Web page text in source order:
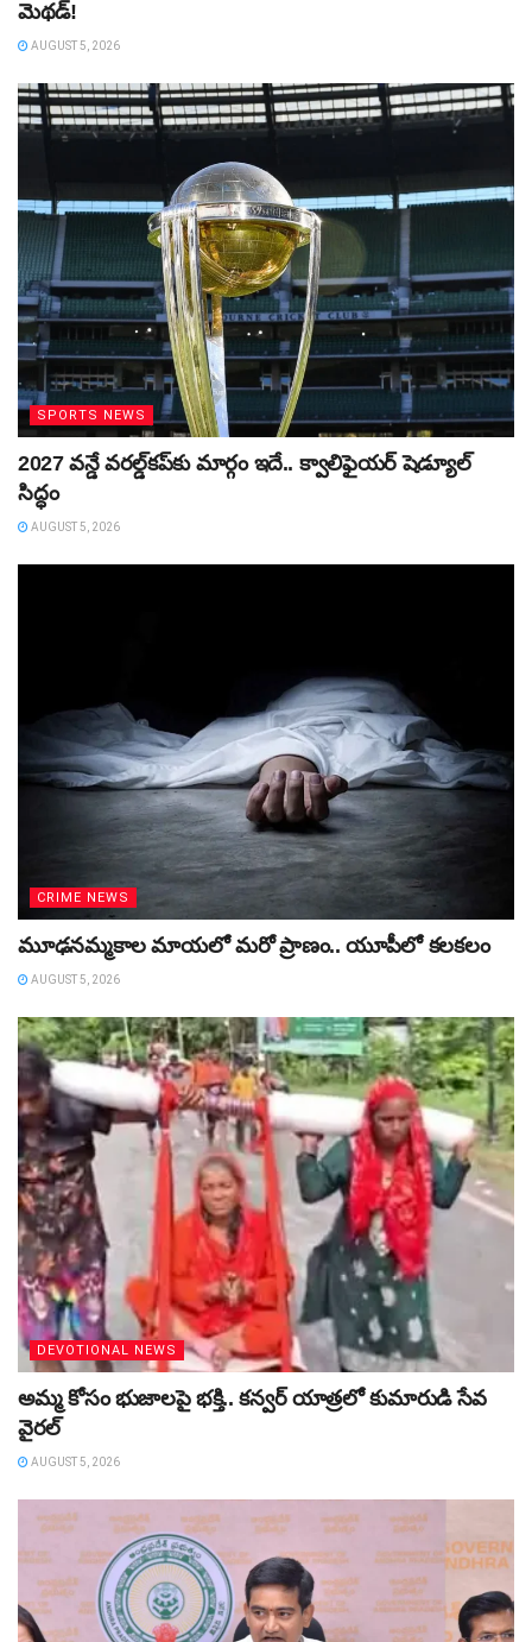
మెథడ్!
AUGUST 5, 2026
SPORTS NEWS
2027 వన్డే వరల్డ్‌కప్‌కు మార్గం ఇదే.. క్వాలిఫైయర్ షెడ్యూల్
సిద్ధం
AUGUST 5, 2026
CRIME NEWS
మూఢనమ్మకాల మాయలో మరో ప్రాణం.. యూపీలో కలకలం
AUGUST 5, 2026
DEVOTIONAL NEWS
అమ్మ కోసం భుజాలపై భక్తి.. కన్వర్‌ యాత్రలో కుమారుడి సేవ
వైరల్
AUGUST 5, 2026